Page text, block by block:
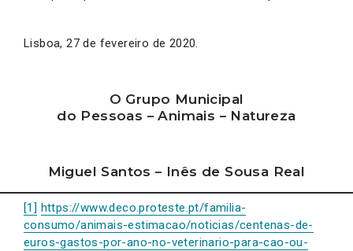
Lisboa, 27 de fevereiro de 2020.
O Grupo Municipal
do Pessoas – Animais – Natureza
Miguel Santos – Inês de Sousa Real
[1] https://www.deco.proteste.pt/familia-
consumo/animais-estimacao/noticias/centenas-de-
euros-gastos-por-ano-no-veterinario-para-cao-ou-